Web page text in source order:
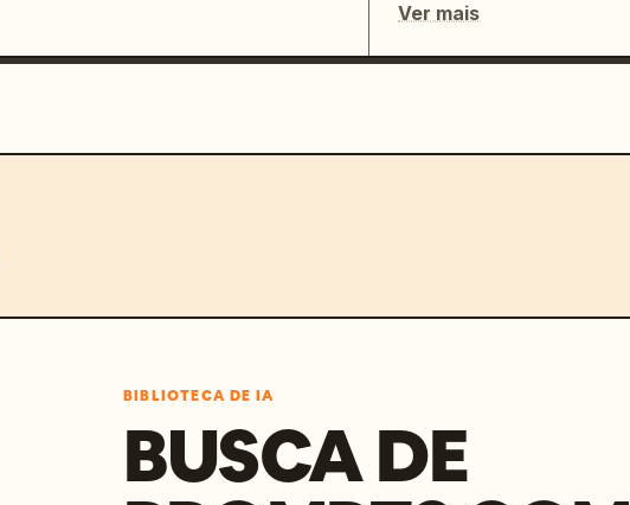
Ver mais
BIBLIOTECA DE IA
BUSCA DE